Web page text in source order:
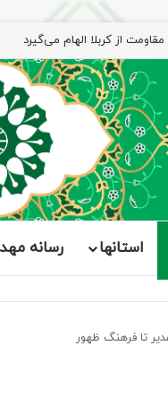
استانها رسانه
تا فرهنگ ظهور